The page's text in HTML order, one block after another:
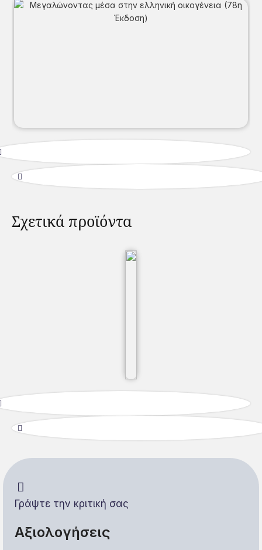
Σχετικά προϊόντα
Γράψτε την κριτική σας
Αξιολογήσεις